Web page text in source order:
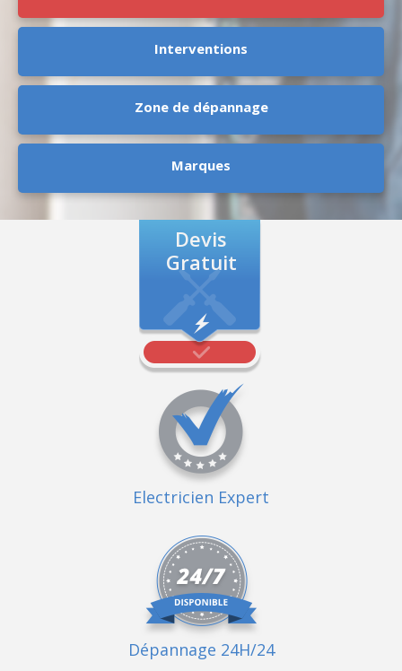
Interventions
Zone de dépannage
Marques
Devis
Gratuit
Electricien Expert
Dépannage 24H/24